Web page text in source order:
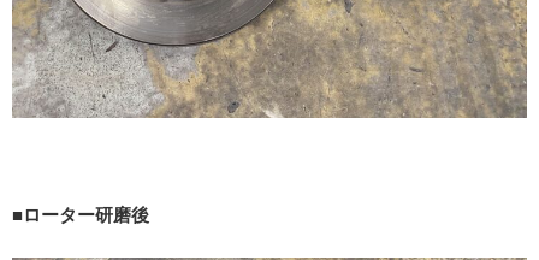
■ローター研磨後